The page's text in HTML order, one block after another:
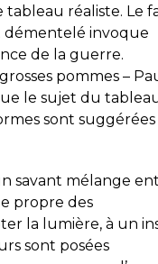
réaliste. Le
invoque
de la guerre.
pommes –
le sujet du
sont suggérées
savant mélange
propre des
la lumière, à un
sont posées